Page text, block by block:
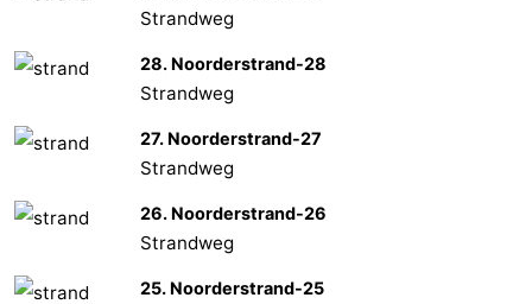
Strandweg
28. Noorderstrand-28
Strandweg
27. Noorderstrand-27
Strandweg
26. Noorderstrand-26
Strandweg
25. Noorderstrand-25